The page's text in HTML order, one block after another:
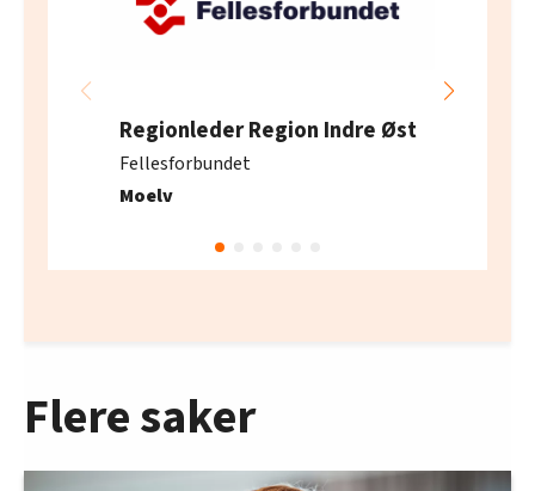
Regionleder Region Indre Øst
Fellesforbundet
Moelv
Flere saker